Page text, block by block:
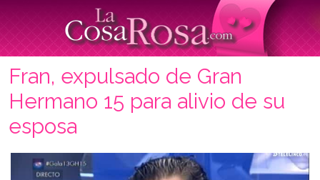
Fran, expulsado de Gran
Hermano 15 para alivio de su
esposa